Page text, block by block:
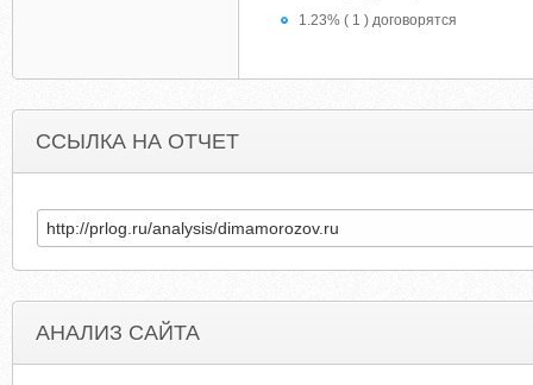
1.23% ( 1 ) договорятся
ССЫЛКА НА ОТЧЕТ
АНАЛИЗ САЙТА